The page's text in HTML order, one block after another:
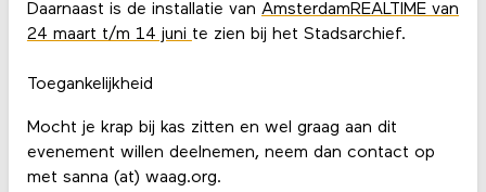
Daarnaast is de installatie van AmsterdamREALTIME van
24 maart t/m 14 juni te zien bij het Stadsarchief.
Toegankelijkheid
Mocht je krap bij kas zitten en wel graag aan dit
evenement willen deelnemen, neem dan contact op
met sanna (at) waag.org.